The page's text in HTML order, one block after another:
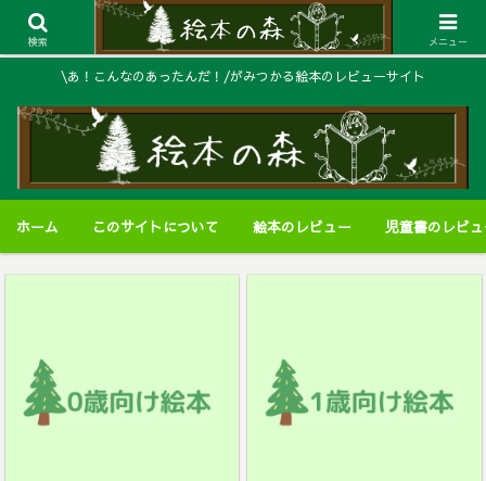
\あ！こんなのあったんだ！/がみつかる絵本のレビューサイト
ホーム このサイトについて 絵本のレビュー 児童書のレビ
検索 メニュー